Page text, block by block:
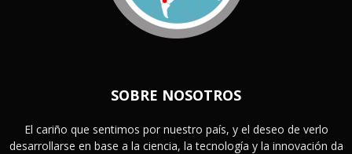
SOBRE NOSOTROS
El cariño que sentimos por nuestro país, y el deseo de verlo
desarrollarse en base a la ciencia, la tecnología y la innovación da